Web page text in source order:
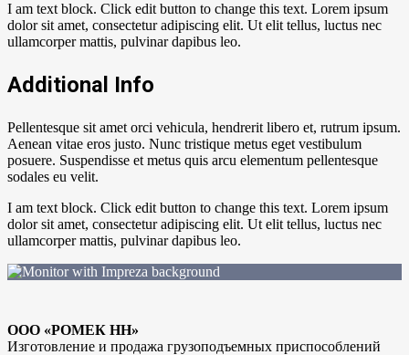
I am text block. Click edit button to change this text. Lorem ipsum
dolor sit amet, consectetur adipiscing elit. Ut elit tellus, luctus nec
ullamcorper mattis, pulvinar dapibus leo.
Additional Info
Pellentesque sit amet orci vehicula, hendrerit libero et, rutrum ipsum.
Aenean vitae eros justo. Nunc tristique metus eget vestibulum
posuere. Suspendisse et metus quis arcu elementum pellentesque
sodales eu velit.
I am text block. Click edit button to change this text. Lorem ipsum
dolor sit amet, consectetur adipiscing elit. Ut elit tellus, luctus nec
ullamcorper mattis, pulvinar dapibus leo.
ООО «РОМЕК НН»
Изготовление и продажа грузоподъемных приспособлений